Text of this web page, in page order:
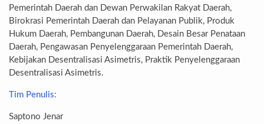
Pemerintah Daerah dan Dewan Perwakilan Rakyat Daerah,
Birokrasi Pemerintah Daerah dan Pelayanan Publik, Produk
Hukum Daerah, Pembangunan Daerah, Desain Besar Penataan
Daerah, Pengawasan Penyelenggaraan Pemerintah Daerah,
Kebijakan Desentralisasi Asimetris, Praktik Penyelenggaraan
Desentralisasi Asimetris.
Tim Penulis:
Saptono Jenar